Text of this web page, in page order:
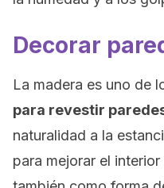
Decorar
La madera es uno de
para revestir
naturalidad a la
para mejorar el